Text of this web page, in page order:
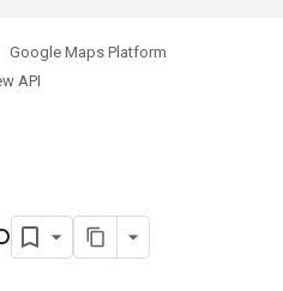
Google Maps Platform
API